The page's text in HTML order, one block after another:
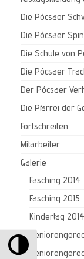
Die Pócsaer
Die Pócsaer
Die Schule von
Die Pócsaer
Der Pócsaer
Die Pfarrei der
Fortschreiten
Mitarbeiter
Galerie
Fasching 2014
Fasching 2015
Kindertag 2014